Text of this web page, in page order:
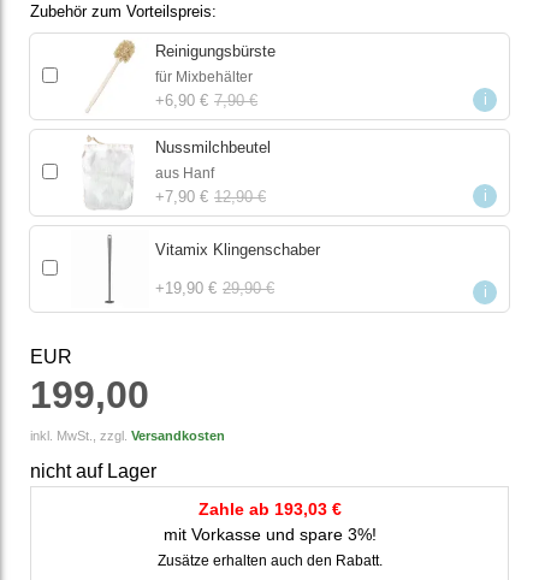
Zubehör zum Vorteilspreis
Reinigungsbürste
für Mixbehälter
+6,90 € 7,90 € i
Nussmilchbeutel
aus Hanf
+7,90 € 12,90 € i
Vitamix Klingenschaber
+19,90 € 29,90 € i
EUR
199,00
inkl. MwSt., zzgl. Versandkosten
nicht auf Lager
Zahle ab 193,03 €
mit Vorkasse und spare 3%!
Zusätze erhalten auch den Rabatt.